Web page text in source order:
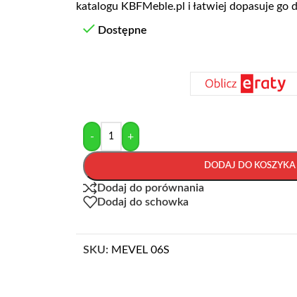
katalogu KBFMeble.pl i łatwiej dopasuje go
Dostępne
- +
DODAJ DO KOSZYKA
Dodaj do porównania
Dodaj do schowka
SKU: MEVEL 06S